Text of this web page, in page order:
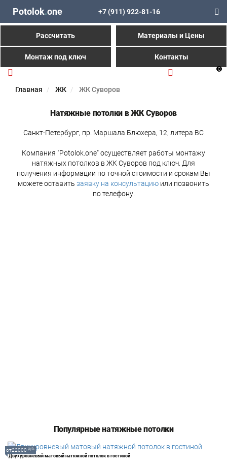
Potolok.one +7 (911) 922-81-16
Рассчитать Материалы и Цены
Монтаж под ключ Контакты
0
Главная ЖК ЖК Суворов
Натяжные потолки в ЖК Суворов
Санкт-Петербург, пр. Маршала Блюхера, 12, литера ВС
Компания "Potolok.one" осуществляет работы монтажу
натяжных потолков в ЖК Суворов под ключ. Для
получения информации по точной стоимости и срокам Вы
можете оставить заявку на консультацию или позвонить
по телефону.
Популярные натяжные потолки
Двухуровневый матовый натяжной потолок в гостиной
от22000 руб.